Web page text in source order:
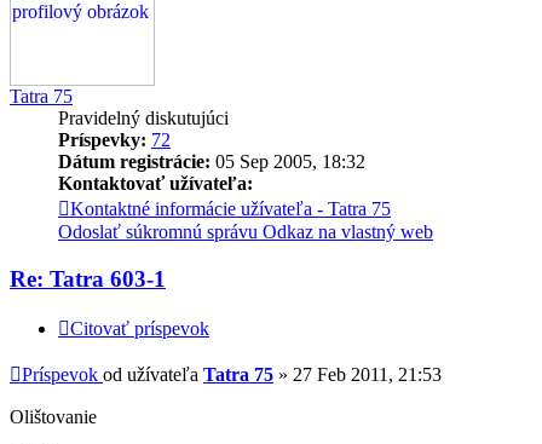
Tatra 75
Pravidelný diskutujúci
Príspevky: 72
Dátum registrácie: 05 Sep 2005, 18:32
Kontaktovať užívateľa:
Kontaktné informácie užívateľa - Tatra 75
Odoslať súkromnú správu Odkaz na vlastný web
Re: Tatra 603-1
Citovať príspevok
Príspevok od užívateľa Tatra 75 » 27 Feb 2011, 21:53
Olištovanie